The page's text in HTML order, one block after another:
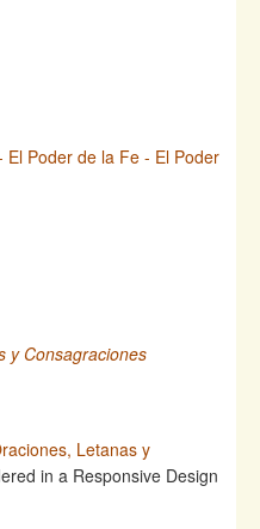
El Poder de la Fe - El Poder
y Consagraciones
Letanas y